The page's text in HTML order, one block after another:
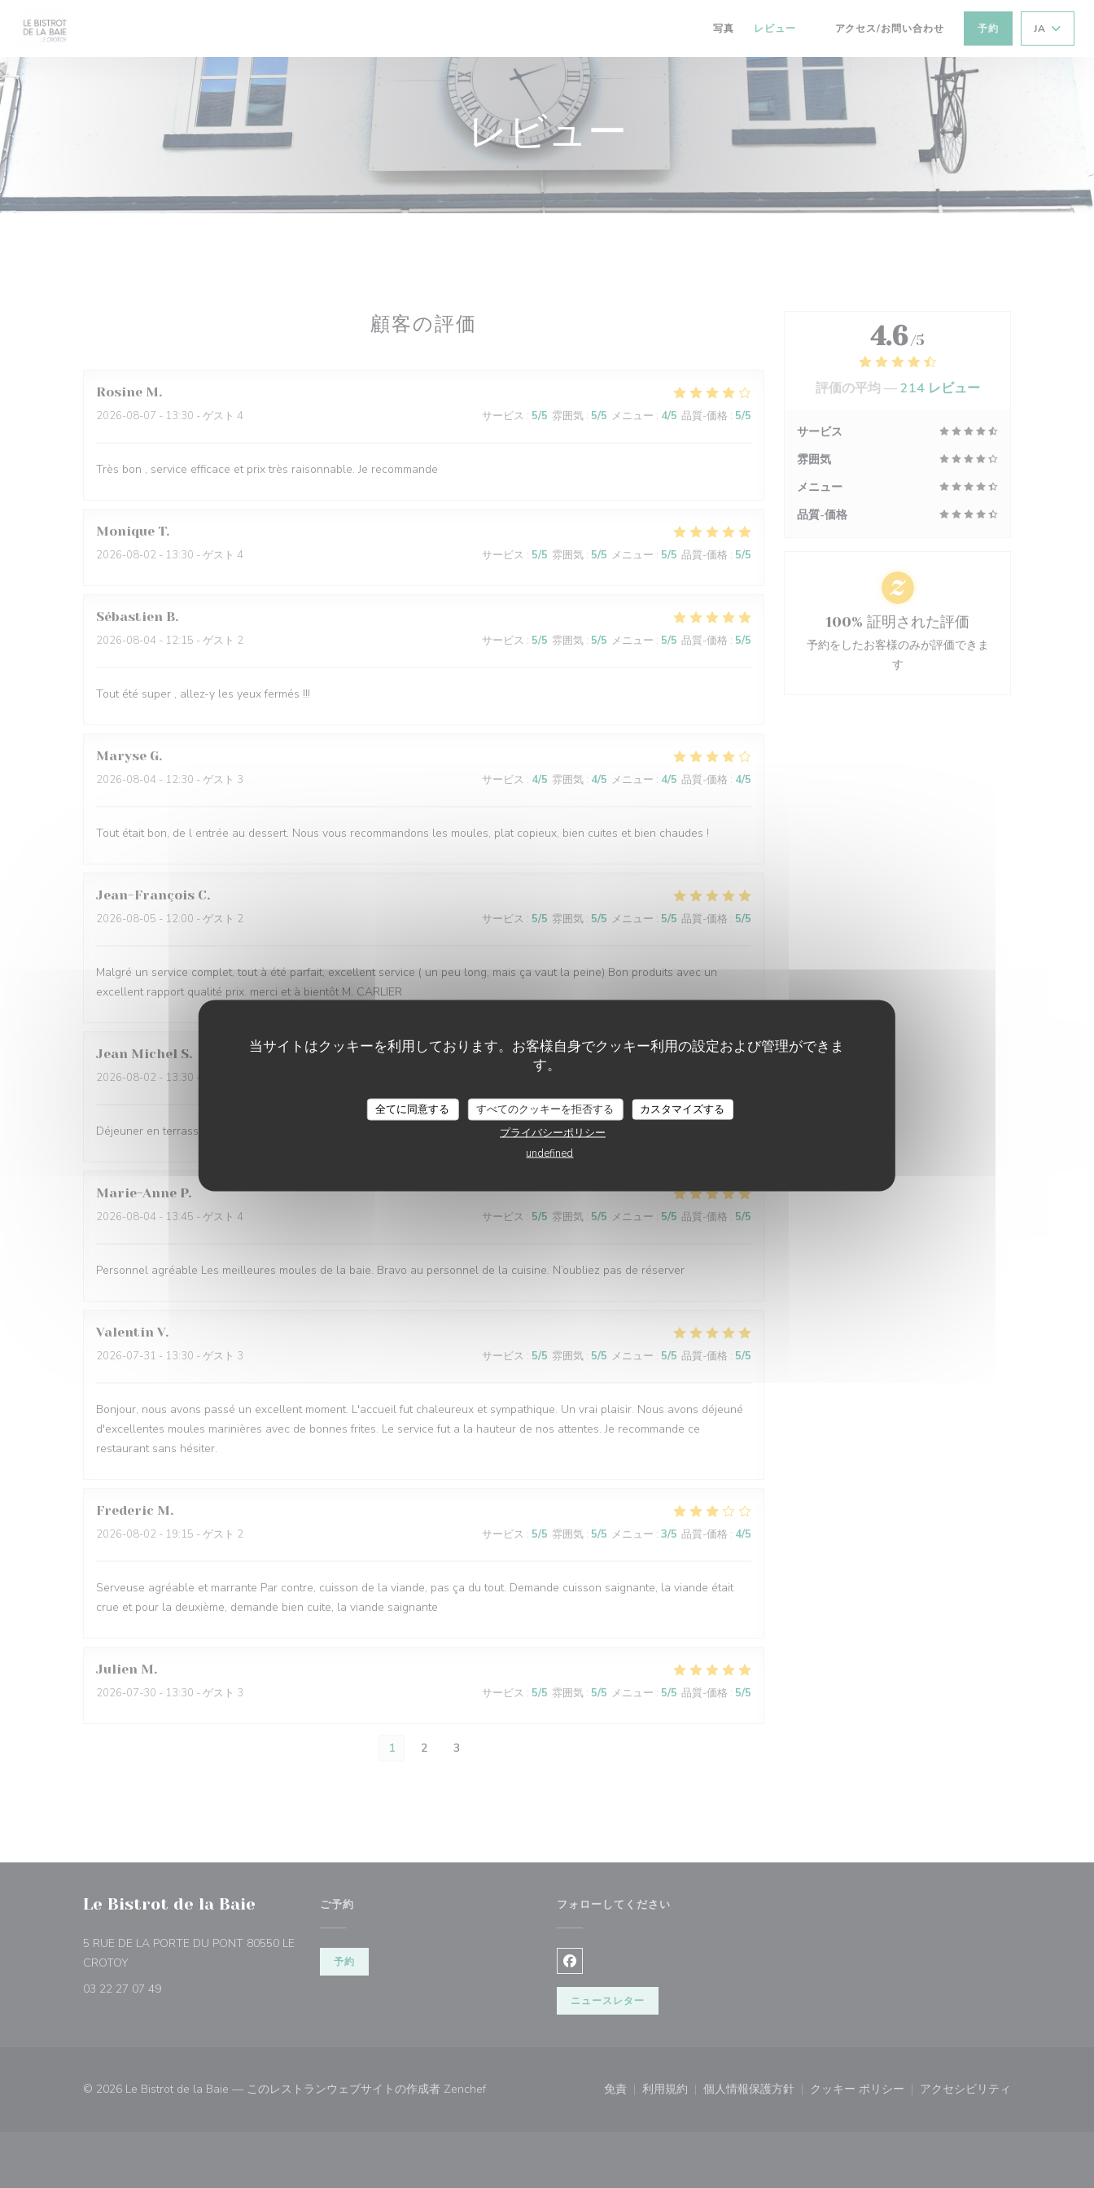
当サイトはクッキーを利用しております。お客様自身でクッキー利用の設定および管理ができま
す。
全てに同意する すべてのクッキーを拒否する
カスタマイズする
プライバシーポリシー
undefined
写真 レビュー
((新しいウィンドウで開きます))
アクセス/お問い合わせ 予約 JA
レビュー
顧客の評価
Rosine M
2026-08-07 - 13:30 - ゲスト 4 サービス : 5/5 雰囲気 : 5/5 メニュー : 4/5 品質-価格 : 5/5
Très bon , service efficace et prix très raisonnable. Je recommande
Monique T
2026-08-02 - 13:30 - ゲスト 4 サービス : 5/5 雰囲気 : 5/5 メニュー : 5/5 品質-価格 : 5/5
Sébastien B
2026-08-04 - 12:15 - ゲスト 2 サービス : 5/5 雰囲気 : 5/5 メニュー : 5/5 品質-価格 : 5/5
Tout été super , allez-y les yeux fermés !!!
Maryse G
2026-08-04 - 12:30 - ゲスト 3 サービス : 4/5 雰囲気 : 4/5 メニュー : 4/5 品質-価格 : 4/5
Tout était bon, de l entrée au dessert. Nous vous recommandons les moules, plat copieux, bien cuites et bien chaudes !
Jean-François C
2026-08-05 - 12:00 - ゲスト 2 サービス : 5/5 雰囲気 : 5/5 メニュー : 5/5 品質-価格 : 5/5
Malgré un service complet, tout à été parfait, excellent service ( un peu long, mais ça vaut la peine) Bon produits avec un
excellent rapport qualité prix. merci et à bientôt M. CARLIER
Jean Michel S
2026-08-02 - 13:30 - ゲスト 2
Déjeuner en terrasse très agréable et des plats de qualité ( les moules sont extra), un service rapide, nous reviendrons
Marie-Anne P
2026-08-04 - 13:45 - ゲスト 4 サービス : 5/5 雰囲気 : 5/5 メニュー : 5/5 品質-価格 : 5/5
Personnel agréable Les meilleures moules de la baie. Bravo au personnel de la cuisine. N’oubliez pas de réserver
Valentin V
2026-07-31 - 13:30 - ゲスト 3 サービス : 5/5 雰囲気 : 5/5 メニュー : 5/5 品質-価格 : 5/5
Bonjour, nous avons passé un excellent moment. L'accueil fut chaleureux et sympathique. Un vrai plaisir. Nous avons déjeuné
d'excellentes moules marinières avec de bonnes frites. Le service fut a la hauteur de nos attentes. Je recommande ce
restaurant sans hésiter.
Frederic M
2026-08-02 - 19:15 - ゲスト 2 サービス : 5/5 雰囲気 : 5/5 メニュー : 3/5 品質-価格 : 4/5
Serveuse agréable et marrante Par contre, cuisson de la viande, pas ça du tout. Demande cuisson saignante, la viande était
crue et pour la deuxième, demande bien cuite, la viande saignante
Julien M
2026-07-30 - 13:30 - ゲスト 3 サービス : 5/5 雰囲気 : 5/5 メニュー : 5/5 品質-価格 : 5/5
1 2 3
4.6 /5
評価の平均 —214 レビュー
サービス
雰囲気
メニュー
品質-価格
100% 証明された評価
予約をしたお客様のみが評価できま
す
Le Bistrot de la Baie
5 RUE DE LA PORTE DU PONT 80550 LE
CROTOY((新しいウィンドウで開きます))
03 22 27 07 49
ご予約
予約
フォローしてください
Facebook ((新しいウィンドウで開きます))
ニュースレター
© 2026 Le Bistrot de la Baie — このレストランウェブサイトの作成者 Zenchef((新しいウィンドウで開きます))
免責
((新しいウィンドウで開きます))
利用規約
((新しいウィンドウで開きます))
個人情報保護方針
((新しいウィンドウで開きます))
クッキー ポリシー
((新しいウィンドウで開きます))
アクセシビリティ
((新しいウィンドウで開